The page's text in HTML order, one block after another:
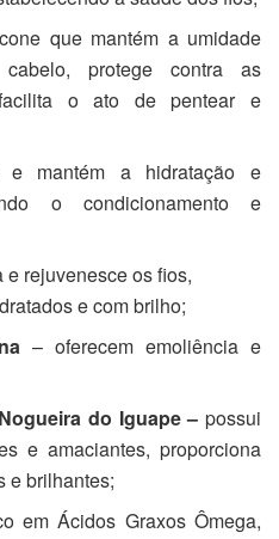
que mantém a umidade
protege contra as
facilita o ato de pentear e
e mantém a hidratação e
o condicionamento e
e rejuvenesce os fios,
e com brilho;
– oferecem emoliência e
do Iguape – possui
e amaciantes, proporciona
e brilhantes;
em Ácidos Graxos Ômega,